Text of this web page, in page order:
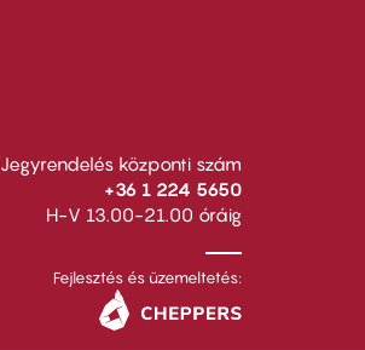
Jegyrendelés központi szám
+36 1 224 5650
H-V 13.00-21.00 óráig
Fejlesztés és üzemeltetés: